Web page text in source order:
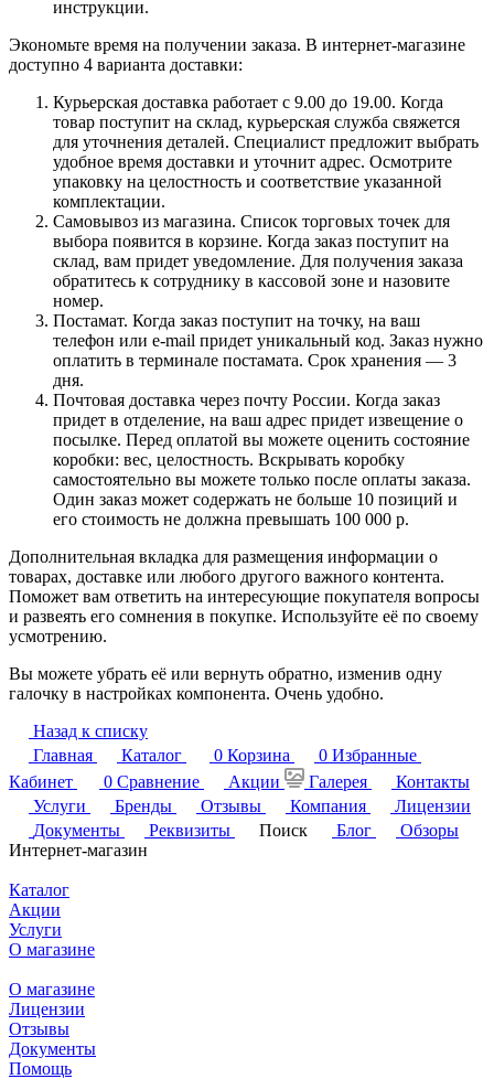
инструкции.
Экономьте время на получении заказа. В интернет-магазине
доступно 4 варианта доставки:
Курьерская доставка работает с 9.00 до 19.00. Когда
товар поступит на склад, курьерская служба свяжется
для уточнения деталей. Специалист предложит выбрать
удобное время доставки и уточнит адрес. Осмотрите
упаковку на целостность и соответствие указанной
комплектации.
Самовывоз из магазина. Список торговых точек для
выбора появится в корзине. Когда заказ поступит на
склад, вам придет уведомление. Для получения заказа
обратитесь к сотруднику в кассовой зоне и назовите
номер.
Постамат. Когда заказ поступит на точку, на ваш
телефон или e-mail придет уникальный код. Заказ нужно
оплатить в терминале постамата. Срок хранения — 3
дня.
Почтовая доставка через почту России. Когда заказ
придет в отделение, на ваш адрес придет извещение о
посылке. Перед оплатой вы можете оценить состояние
коробки: вес, целостность. Вскрывать коробку
самостоятельно вы можете только после оплаты заказа.
Один заказ может содержать не больше 10 позиций и
его стоимость не должна превышать 100 000 р.
Дополнительная вкладка для размещения информации о
товарах, доставке или любого другого важного контента.
Поможет вам ответить на интересующие покупателя вопросы
и развеять его сомнения в покупке. Используйте её по своему
усмотрению.
Вы можете убрать её или вернуть обратно, изменив одну
галочку в настройках компонента. Очень удобно.
Назад к списку
Главная
Каталог 0 Корзина 0 Избранные
Кабинет
0 Сравнение Акции Галерея
Контакты
Услуги
Бренды Отзывы Компания
Лицензии
Документы
Реквизиты Поиск Блог
Обзоры
Интернет-магазин
Каталог
Акции
Услуги
О магазине
О магазине
Лицензии
Отзывы
Документы
Помощь